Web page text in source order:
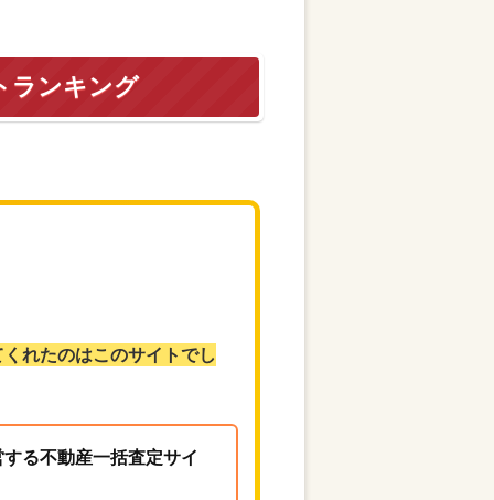
ランキング
れたのはこのサイトでし
る不動産一括査定サイ